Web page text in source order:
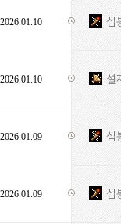
2026.01.10 십
2026.01.10 설
2026.01.09 십
2026.01.09 십